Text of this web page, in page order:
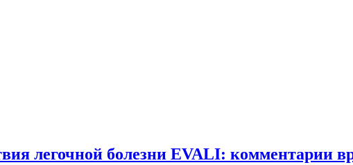
легочной болезни EVALI: комментарии